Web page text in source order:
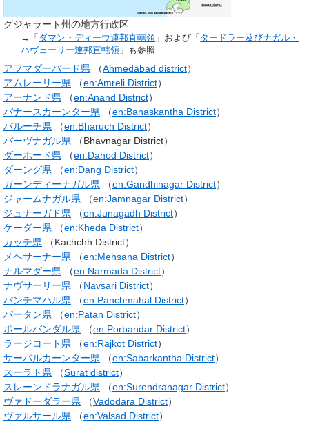
グジャラート州の地方行政区
→「 ダマン・ディーウ連邦直轄領 」および「 ダードラー及びナガル・
ハヴェーリー連邦直轄領 」も参照
アフマダーバード県 （Ahmedabad district）
アムレーリー県 （en:Amreli District）
アーナンド県 （en:Anand District）
バナースカーンター県 （en:Banaskantha District）
バルーチ県 （en:Bharuch District）
バーヴナガル県 （Bhavnagar District）
ダーホード県 （en:Dahod District）
ダーング県 （en:Dang District）
ガーンディーナガル県 （en:Gandhinagar District）
ジャームナガル県 （en:Jamnagar District）
ジュナーガド県 （en:Junagadh District）
ケーダー県 （en:Kheda District）
カッチ県 （Kachchh District）
メヘサーナー県 （en:Mehsana District）
ナルマダー県 （en:Narmada District）
ナヴサーリー県 （Navsari District）
パンチマハル県 （en:Panchmahal District）
パータン県 （en:Patan District）
ポールバンダル県 （en:Porbandar District）
ラージコート県 （en:Rajkot District）
サーバルカーンター県 （en:Sabarkantha District）
スーラト県 （Surat district）
スレーンドラナガル県 （en:Surendranagar District）
ヴァドーダラー県 （Vadodara District）
ヴァルサール県 （en:Valsad District）